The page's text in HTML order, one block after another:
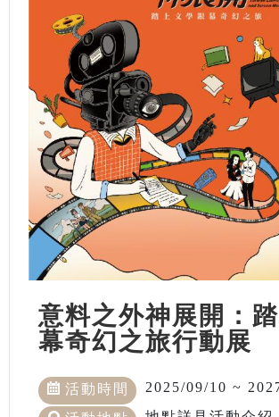
意料之外神展開：
幕奇幻之旅行動展
活動時間 2025/09/10 ~